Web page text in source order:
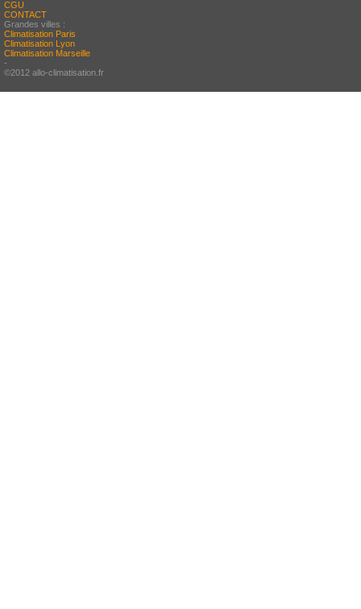
CGU
CONTACT
Grandes villes :
Climatisation Paris
Climatisation Lyon
Climatisation Marseille
-
©2012 allo-climatisation.fr